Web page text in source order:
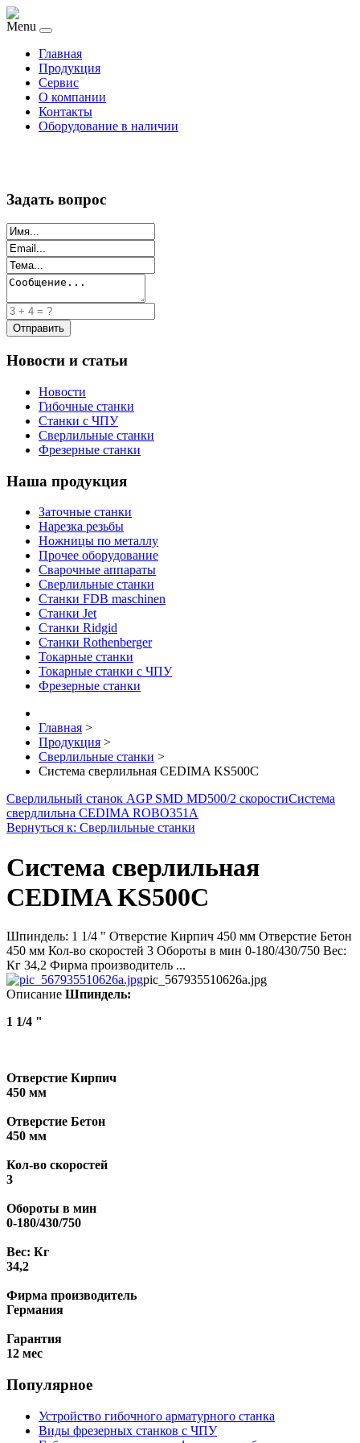
Menu
Главная
Продукция
Сервис
О компании
Контакты
Оборудование в наличии
Задать вопрос
Новости и статьи
Новости
Гибочные станки
Станки с ЧПУ
Сверлильные станки
Фрезерные станки
Наша продукция
Заточные станки
Нарезка резьбы
Ножницы по металлу
Прочее оборудование
Сварочные аппараты
Сверлильные станки
Станки FDB maschinen
Станки Jet
Станки Ridgid
Станки Rothenberger
Токарные станки
Токарные станки с ЧПУ
Фрезерные станки
Главная >
Продукция >
Сверлильные станки >
Система сверлильная CEDIMA KS500C
Сверлильный станок AGP SMD MD500/2 скоростиСистема
свердлильна CEDIMA ROBO351A
Вернуться к: Сверлильные станки
Система сверлильная
CEDIMA KS500C
Шпиндель: 1 1/4 " Отверстие Кирпич 450 мм Отверстие Бетон
450 мм Кол-во скоростей 3 Обороты в мин 0-180/430/750 Вес:
Кг 34,2 Фирма производитель ...
pic_567935510626a.jpg
Описание Шпиндель:
1 1/4 "
Отверстие Кирпич
450 мм
Отверстие Бетон
450 мм
Кол-во скоростей
3
Обороты в мин
0-180/430/750
Вес: Кг
34,2
Фирма производитель
Германия
Гарантия
12 мес
Популярное
Устройство гибочного арматурного станка
Виды фрезерных станков с ЧПУ